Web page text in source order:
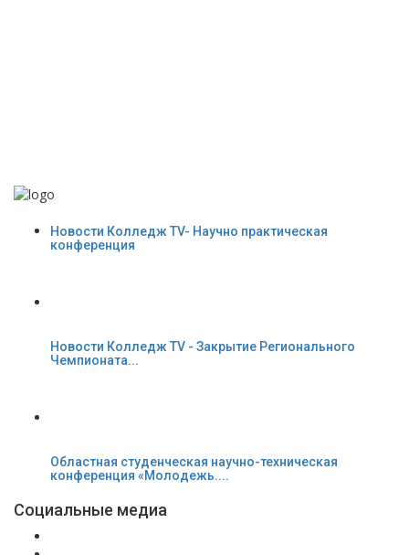
Новости Колледж TV- Научно практическая
конференция
Новости Колледж TV - Закрытие Регионального
Чемпионата...
Областная студенческая научно-техническая
конференция «Молодежь....
Социальные медиа